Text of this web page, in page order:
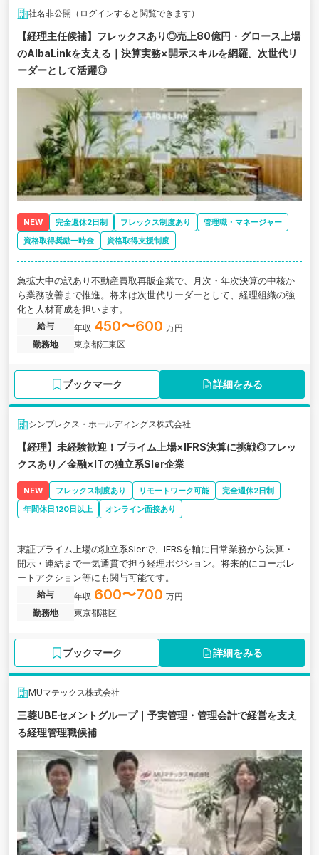
社名非公開（ログインすると閲覧できます）
【経理主任候補】フレックスあり◎売上80億円・グロース上場
のAlbaLinkを支える｜決算実務×開示スキルを網羅。次世代リ
ーダーとして活躍◎
NEW 完全週休2日制 フレックス制度あり
管理職・マネージャー
資格取得奨励一時金
資格取得支援制度
急拡大中の訳あり不動産買取再販企業で、月次・年次決算の中核か
ら業務改善まで推進。将来は次世代リーダーとして、経理組織の強
化と人材育成を担います。
給与 年収 450〜600 万円
勤務地
東京都江東区
ブックマーク 詳細をみる
シンプレクス・ホールディングス株式会社
【経理】未経験歓迎！プライム上場×IFRS決算に挑戦◎フレッ
クスあり／金融×ITの独立系SIer企業
NEW フレックス制度あり リモートワーク可能
完全週休2日制
年間休日120日以上
オンライン面接あり
東証プライム上場の独立系SIerで、IFRSを軸に日常業務から決算・
開示・連結まで一気通貫で担う経理ポジション。将来的にコーポレ
ートアクション等にも関与可能です。
給与 年収 600〜700 万円
勤務地
東京都港区
ブックマーク 詳細をみる
MUマテックス株式会社
三菱UBEセメントグループ｜予実管理・管理会計で経営を支え
る経理管理職候補